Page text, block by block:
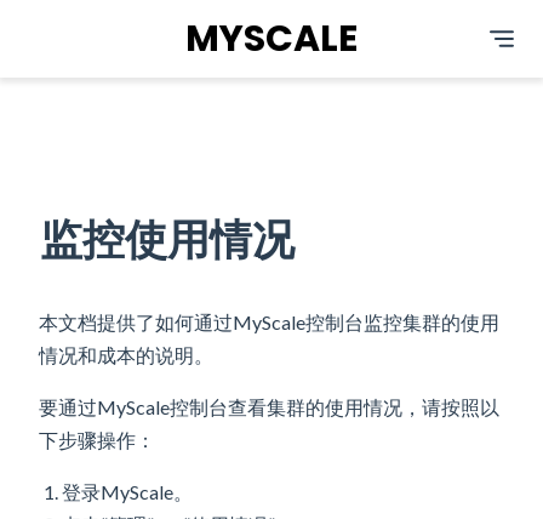
MYSCALE
监控使用情况
本文档提供了如何通过MyScale控制台监控集群的使用
情况和成本的说明。
要通过MyScale控制台查看集群的使用情况，请按照以
下步骤操作：
登录MyScale。